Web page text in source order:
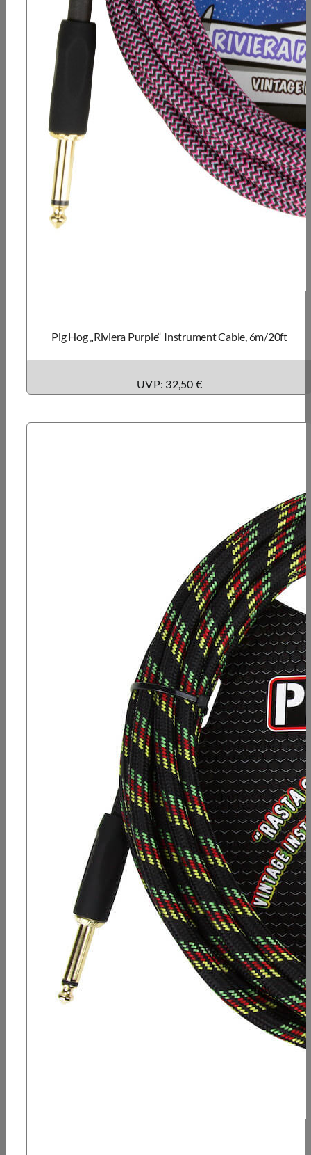
Pig Hog „Riviera Purple“ Instrument Cable, 6m/20ft
UVP: 32,50 €